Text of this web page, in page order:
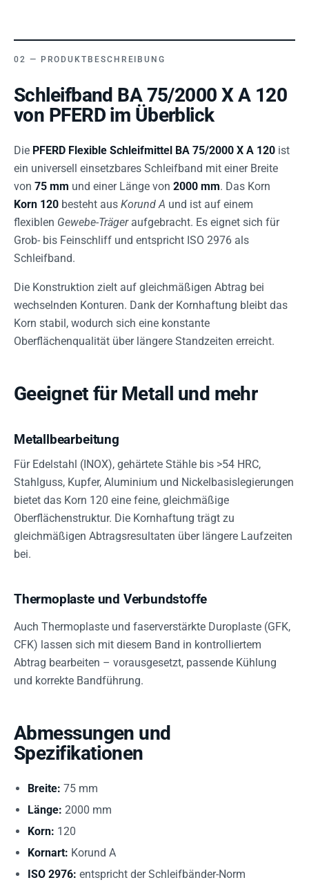
PRODUKTBESCHREIBUNG
Schleifband BA 75/2000 X A 120
von PFERD im Überblick
Die PFERD Flexible Schleifmittel BA 75/2000 X A 120 ist
ein universell einsetzbares Schleifband mit einer Breite
von 75 mm und einer Länge von 2000 mm. Das Korn
Korn 120 besteht aus Korund A und ist auf einem
flexiblen Gewebe-Trägeraufgebracht. Es eignet sich für
Grob- bis Feinschliff und entspricht ISO 2976 als
Schleifband.
Die Konstruktion zielt auf gleichmäßigen Abtrag bei
wechselnden Konturen. Dank der Kornhaftung bleibt das
Korn stabil, wodurch sich eine konstante
Oberflächenqualität über längere Standzeiten erreicht.
Geeignet für Metall und mehr
Metallbearbeitung
Für Edelstahl (INOX), gehärtete Stähle bis >54 HRC,
Stahlguss, Kupfer, Aluminium und Nickelbasislegierungen
bietet das Korn 120 eine feine, gleichmäßige
Oberflächenstruktur. Die Kornhaftung trägt zu
gleichmäßigen Abtragsresultaten über längere Laufzeiten
bei.
Thermoplaste und Verbundstoffe
Auch Thermoplaste und faserverstärkte Duroplaste (GFK,
CFK) lassen sich mit diesem Band in kontrolliertem
Abtrag bearbeiten – vorausgesetzt, passende Kühlung
und korrekte Bandführung.
Abmessungen und
Spezifikationen
Breite: 75 mm
Länge: 2000 mm
Korn: 120
Kornart: Korund A
ISO 2976: entspricht der Schleifbänder-Norm